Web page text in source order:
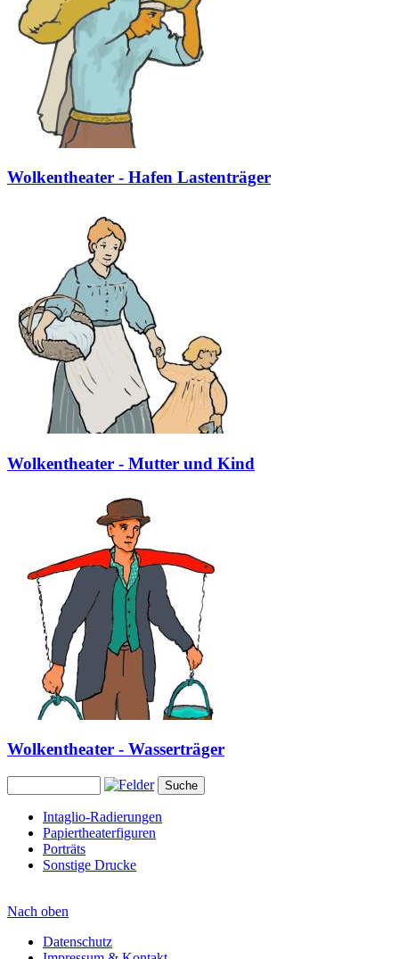
Wolkentheater - Hafen Lastenträger
Wolkentheater - Mutter und Kind
Wolkentheater - Wasserträger
Intaglio-Radierungen
Papiertheaterfiguren
Porträts
Sonstige Drucke
Nach oben
Datenschutz